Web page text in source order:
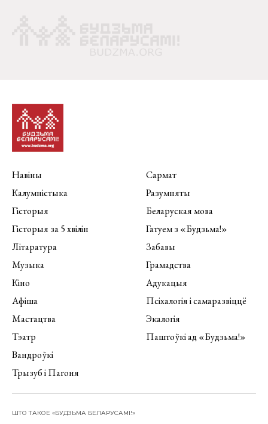
Навіны
Калумністыка
Гісторыя
Гісторыя за 5 хвілін
Літаратура
Музыка
Кіно
Афіша
Мастацтва
Тэатр
Вандроўкі
Трызуб і Пагоня
Сармат
Разумняты
Беларуская мова
Гатуем з «Будзьма!»
Забавы
Грамадства
Адукацыя
Псіхалогія і самаразвіццё
Экалогія
Паштоўкі ад «Будзьма!»
ШТО ТАКОЕ «БУДЗЬМА БЕЛАРУСАМІ!»